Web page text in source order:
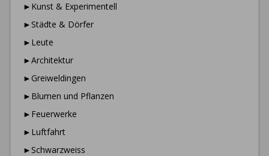
►Kunst & Experimentell
►Städte & Dörfer
►Leute
►Architektur
►Greiweldingen
►Blumen und Pflanzen
►Feuerwerke
►Luftfahrt
►Schwarzweiss